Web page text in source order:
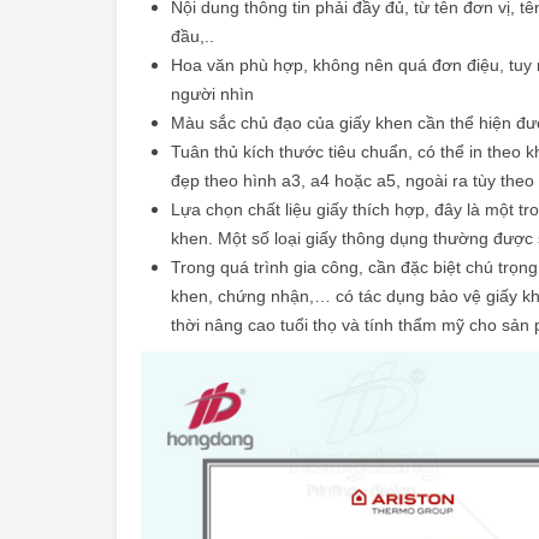
Nội dung thông tin phải đầy đủ, từ tên đơn vị,
đầu,..
Hoa văn phù hợp, không nên quá đơn điệu,
người nhìn
Màu sắc chủ đạo của giấy khen cần thể hiện
Tuân thủ kích thước tiêu chuẩn, có thể in theo
đẹp theo hình a3, a4 hoặc a5, ngoài ra tùy
Lựa chọn chất liệu giấy thích hợp, đây là một
khen. Một số loại giấy thông dụng thường
Trong quá trình gia công, cần đặc biệt chú
khen, chứng nhận,… có tác dụng bảo vệ giấy
thời nâng cao tuổi thọ và tính thẩm mỹ cho sản